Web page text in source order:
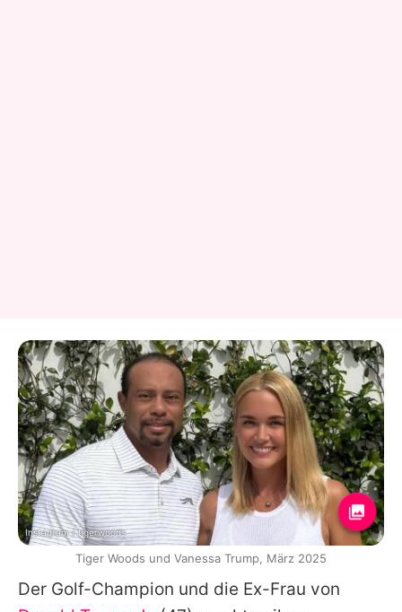
Der Golf-Champion und die Ex-Frau von
Instagram / tigerwoods
Tiger Woods und Vanessa Trump, März 2025